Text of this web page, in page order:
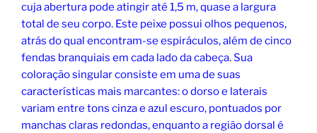
cuja abertura pode atingir até 1,5 m, quase a largura
total de seu corpo. Este peixe possui olhos pequenos,
atrás do qual encontram-se espiráculos, além de cinco
fendas branquiais em cada lado da cabeça. Sua
coloração singular consiste em uma de suas
características mais marcantes: o dorso e laterais
variam entre tons cinza e azul escuro, pontuados por
manchas claras redondas, enquanto a região dorsal é